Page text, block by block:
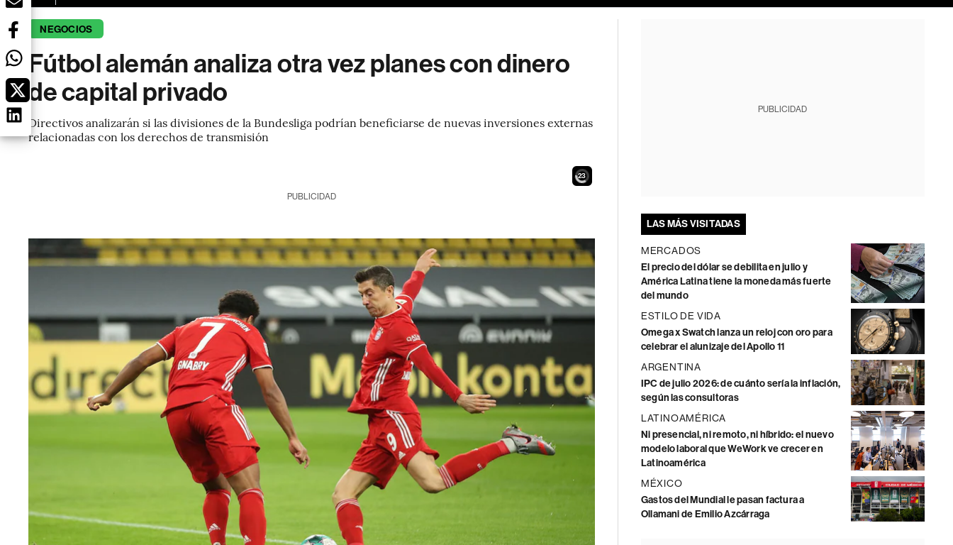
NEGOCIOS
Fútbol alemán analiza otra vez planes con dinero
de capital privado
Directivos analizarán si las divisiones de la Bundesliga podrían beneficiarse de nuevas inversiones externas
relacionadas con los derechos de transmisión
22
PUBLICIDAD
PUBLICIDAD
LAS MÁS VISITADAS
MERCADOS
El precio del dólar se debilita en julio y
América Latina tiene la moneda más fuerte
del mundo
ESTILO DE VIDA
Omega x Swatch lanza un reloj con oro para
celebrar el alunizaje del Apollo 11
ARGENTINA
IPC de julio 2026: de cuánto sería la inflación,
según las consultoras
LATINOAMÉRICA
Ni presencial, ni remoto, ni híbrido: el nuevo
modelo laboral que WeWork ve crecer en
Latinoamérica
MÉXICO
Gastos del Mundial le pasan factura a
Ollamani de Emilio Azcárraga